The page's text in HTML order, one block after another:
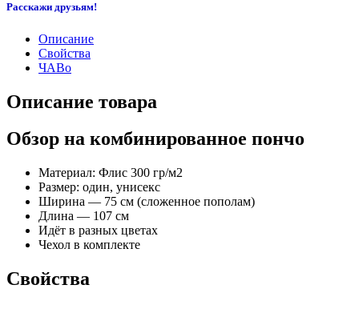
Расскажи друзьям!
Описание
Свойства
ЧАВо
Описание товара
Обзор на комбинированное пончо
Материал: Флис 300 гр/м2
Размер: один, унисекс
Ширина — 75 см (сложенное пополам)
Длина — 107 см
Идёт в разных цветах
Чехол в комплекте
Свойства